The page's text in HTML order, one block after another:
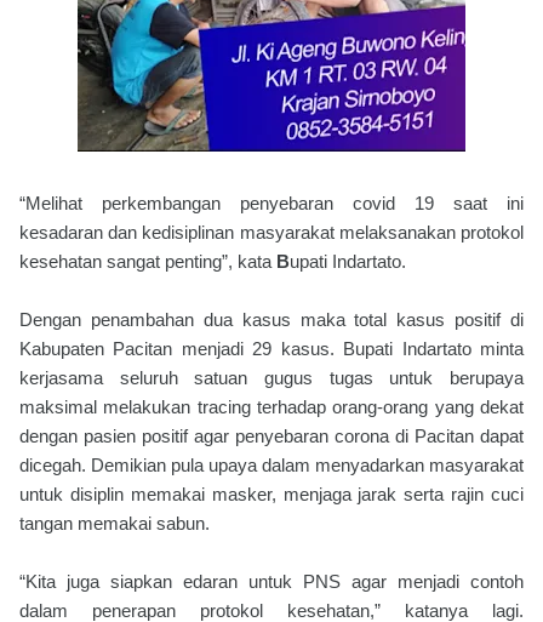
“Melihat perkembangan penyebaran covid 19 saat ini
kesadaran dan kedisiplinan masyarakat melaksanakan protokol
kesehatan sangat penting”, kata Bupati Indartato.
Dengan penambahan dua kasus maka total kasus positif di
Kabupaten Pacitan menjadi 29 kasus. Bupati Indartato minta
kerjasama seluruh satuan gugus tugas untuk berupaya
maksimal melakukan tracing terhadap orang-orang yang dekat
dengan pasien positif agar penyebaran corona di Pacitan dapat
dicegah. Demikian pula upaya dalam menyadarkan masyarakat
untuk disiplin memakai masker, menjaga jarak serta rajin cuci
tangan memakai sabun.
“Kita juga siapkan edaran untuk PNS agar menjadi contoh
dalam penerapan protokol kesehatan,” katanya lagi.